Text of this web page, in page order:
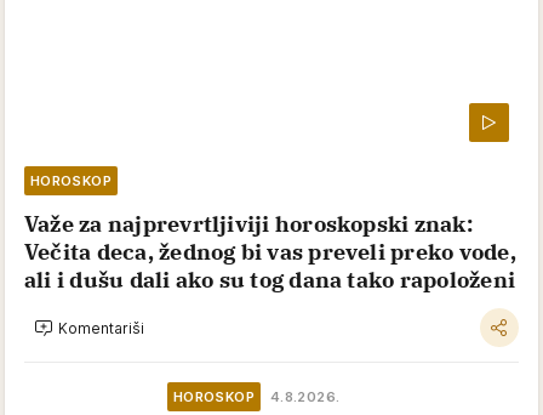
HOROSKOP
Važe za najprevrtljiviji horoskopski znak:
Večita deca, žednog bi vas preveli preko vode,
ali i dušu dali ako su tog dana tako rapoloženi
Komentariši
HOROSKOP 4.8.2026.